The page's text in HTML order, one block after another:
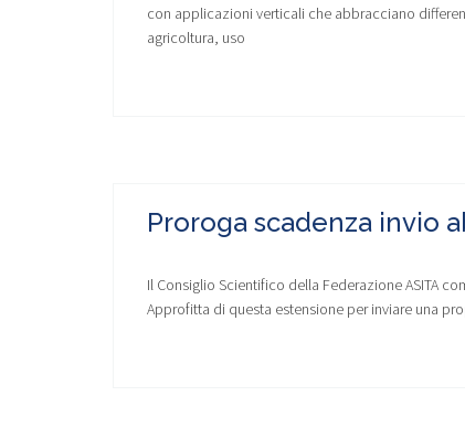
con applicazioni verticali che abbracciano
agricoltura, uso
Proroga scadenza invio
Il Consiglio Scientifico della Federazione ASITA
Approfitta di questa estensione per inviare una